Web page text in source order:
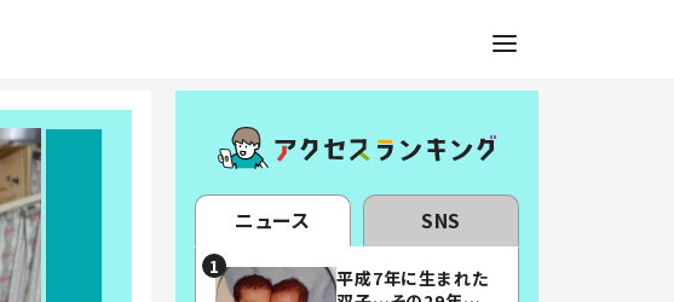
ニュース SNS
平成7年に生まれた